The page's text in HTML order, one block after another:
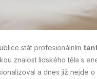
stát profesionálním
znalost lidského těla s
a dnes již nejde